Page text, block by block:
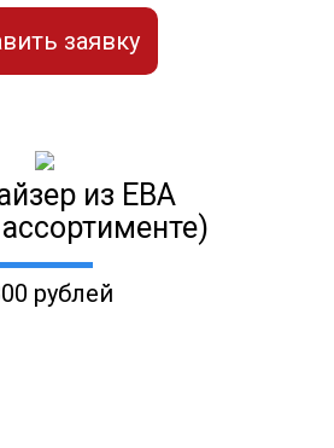
заявку
из ЕВА
рублей